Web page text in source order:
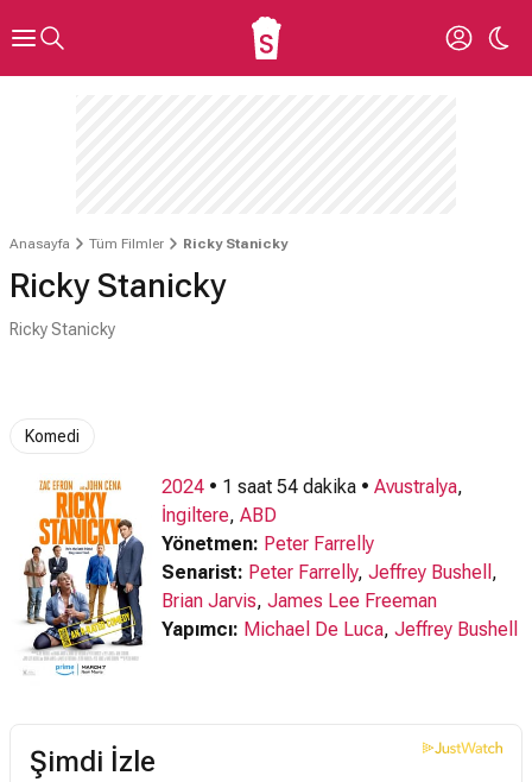
Anasayfa Tüm Filmler Ricky Stanicky
Ricky Stanicky
Ricky Stanicky
Komedi
2024 • 1 saat 54 dakika • Avustralya,
İngiltere, ABD
Yönetmen: Peter Farrelly
Senarist: Peter Farrelly, Jeffrey Bushell ,
Brian Jarvis, James Lee Freeman
Yapımcı: Michael De Luca, Jeffrey Bushell
Şimdi İzle